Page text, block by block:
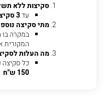
סקיצות ללא
עד3 סקיצות ראשוניות
מתי סקיצה
במקרה בו
המקורית
מה העלות
כל
150 ש"ח